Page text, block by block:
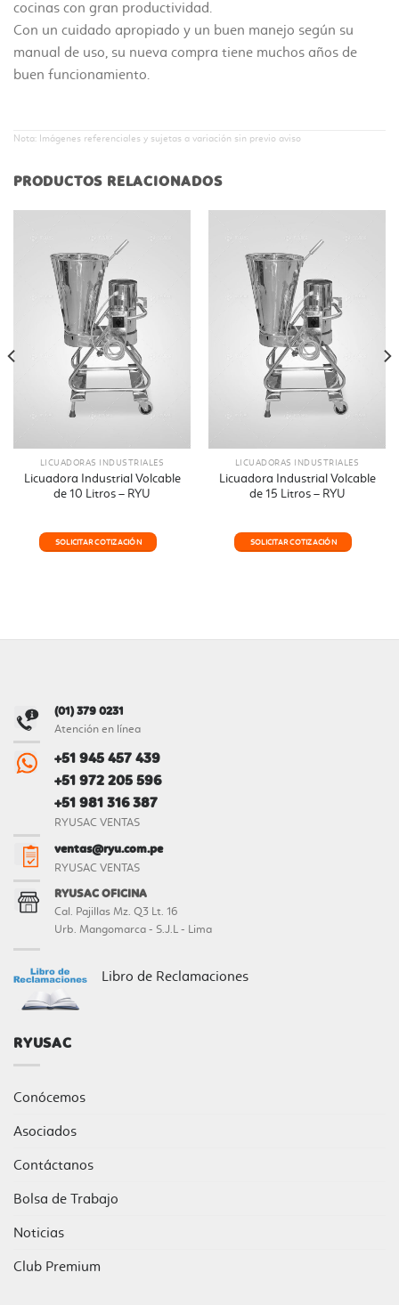
cocinas con gran productividad.
Con un cuidado apropiado y un buen manejo según su
manual de uso, su nueva compra tiene muchos años de
buen funcionamiento.
Nota: Imágenes referenciales y sujetas a variación sin previo aviso
PRODUCTOS RELACIONADOS
LICUADORAS INDUSTRIALES
Licuadora Industrial Volcable
de 10 Litros – RYU
SOLICITAR COTIZACIÓN
LICUADORAS INDUSTRIALES
Licuadora Industrial Volcable
de 15 Litros – RYU
SOLICITAR COTIZACIÓN
(01) 379 0231
Atención en línea
+51 945 457 439
+51 972 205 596
+51 981 316 387
RYUSAC VENTAS
ventas@ryu.com.pe
RYUSAC VENTAS
RYUSAC OFICINA
Cal. Pajillas Mz. Q3 Lt. 16
Urb. Mangomarca - S.J.L - Lima
Libro de Reclamaciones
RYUSAC
Conócemos
Asociados
Contáctanos
Bolsa de Trabajo
Noticias
Club Premium